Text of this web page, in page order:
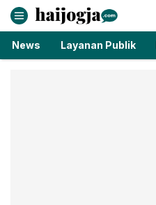
haijogja.com
Berita Jogja Terbaru
News Layanan Publik